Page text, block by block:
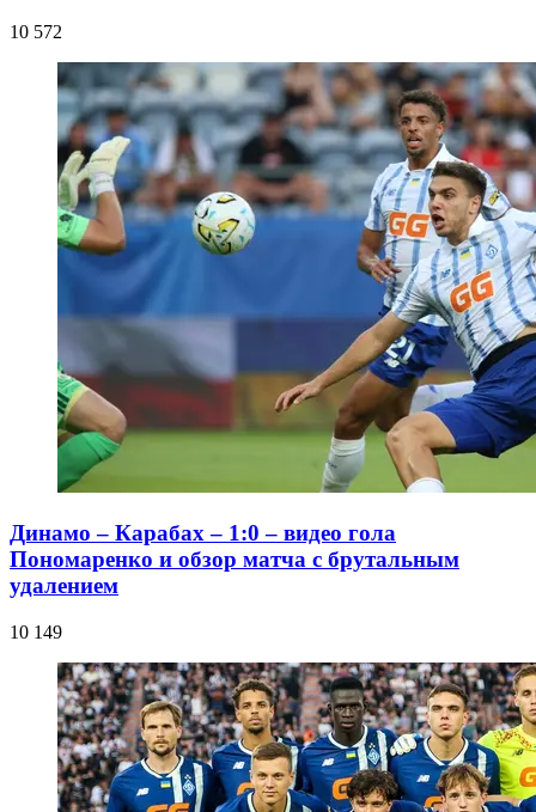
10 572
Динамо – Карабах – 1:0 – видео гола
Пономаренко и обзор матча с брутальным
удалением
10 149